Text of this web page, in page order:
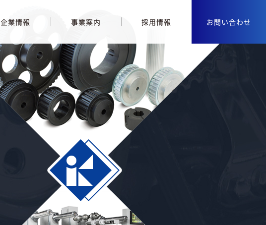
企業情報 事業案内 採用情報 お問い合わせ